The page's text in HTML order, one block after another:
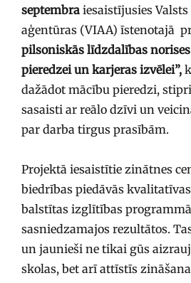
septembra iesaistījusies
aģentūras (VIAA) īstenotajā
pilsoniskās līdzdalības
pieredzei un karjeras izvēlei”,
dažādot mācību pieredzi,
sasaisti ar reālo dzīvi un
par darba tirgus prasībām.
Projektā iesaistītie zinātnes
biedrības piedāvās
balstītas izglītības
sasniedzamajos rezultātos.
un jaunieši ne tikai gūs
skolas, bet arī attīstīs